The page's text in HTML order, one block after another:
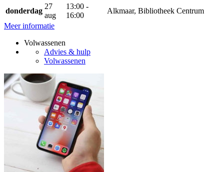
donderdag
27
aug
13:00 -
16:00
Alkmaar, Bibliotheek Centrum
Meer informatie
Volwassenen
Advies & hulp
Volwassenen